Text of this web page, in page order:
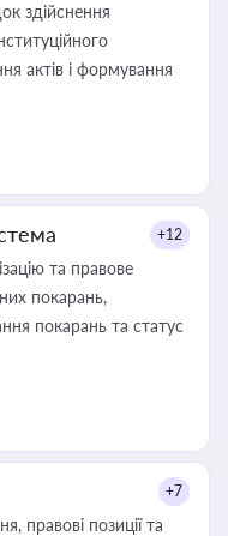
здійснення
актів і формування
+12
та правове
покарань,
покарань та статус
+7
правові позиції та